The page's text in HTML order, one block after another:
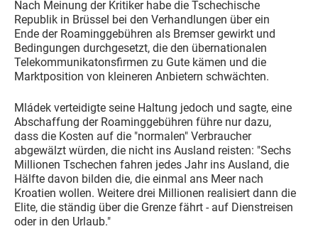
Nach Meinung der Kritiker habe die Tschechische
Republik in Brüssel bei den Verhandlungen über ein
Ende der Roaminggebühren als Bremser gewirkt und
Bedingungen durchgesetzt, die den übernationalen
Telekommunikatonsfirmen zu Gute kämen und die
Marktposition von kleineren Anbietern schwächten.
Mládek verteidigte seine Haltung jedoch und sagte, eine
Abschaffung der Roaminggebühren führe nur dazu,
dass die Kosten auf die "normalen" Verbraucher
abgewälzt würden, die nicht ins Ausland reisten: "Sechs
Millionen Tschechen fahren jedes Jahr ins Ausland, die
Hälfte davon bilden die, die einmal ans Meer nach
Kroatien wollen. Weitere drei Millionen realisiert dann die
Elite, die ständig über die Grenze fährt - auf Dienstreisen
oder in den Urlaub."